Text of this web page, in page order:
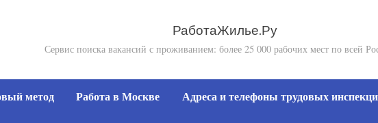
РаботаЖилье.Ру
Сервис поиска вакансий с проживанием: более 25 000 рабочих мест по всей
метод Работа в Москве Адреса и телефоны трудовых